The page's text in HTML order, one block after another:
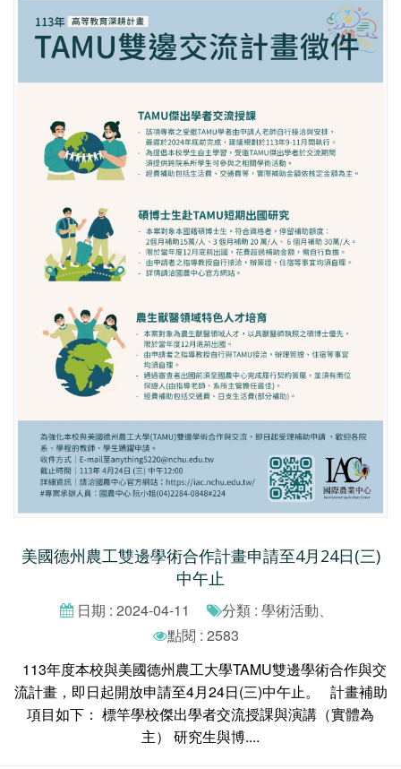
美國德州農工雙邊學術合作計畫申請至4月24日(三)
中午止
日期 : 2024-04-11
分類 : 學術活動、
點閱 : 2583
113年度本校與美國德州農工大學TAMU雙邊學術合作與交
流計畫，即日起開放申請至4月24日(三)中午止。 計畫補助
項目如下： 標竿學校傑出學者交流授課與演講（實體為
主） 研究生與博....